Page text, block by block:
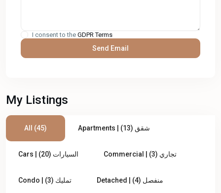
I consent to the GDPR Terms
My Listings
All (45) Apartments | شقق (13)
Cars | السيارات (20) Commercial | تجاري (3)
Condo | تمليك (3) Detached | منفصل (4)